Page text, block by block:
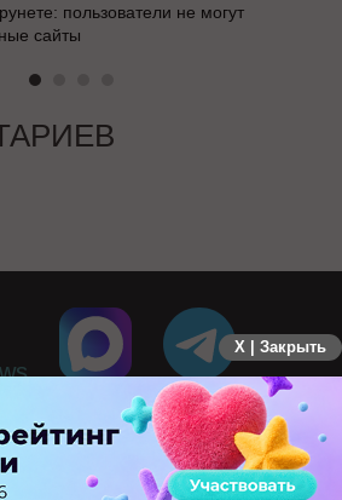
пользователи не могут
сайты
X | Закрыть
НА ПОЛНУЮ ВЕРСИЮ
права защищены. 2026